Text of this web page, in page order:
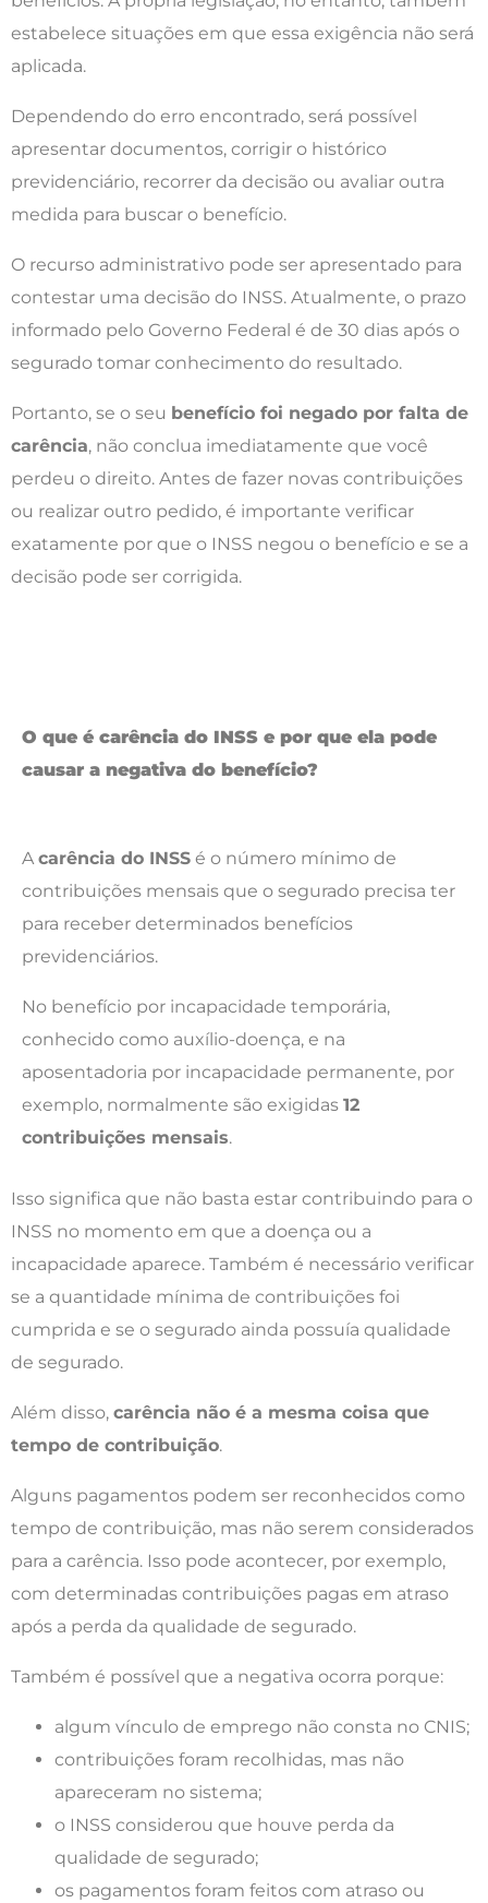
estabelece situações em que essa exigência não será
aplicada.
Dependendo do erro encontrado, será possível
apresentar documentos, corrigir o histórico
previdenciário, recorrer da decisão ou avaliar outra
medida para buscar o benefício.
O recurso administrativo pode ser apresentado para
contestar uma decisão do INSS. Atualmente, o prazo
informado pelo Governo Federal é de 30 dias após o
segurado tomar conhecimento do resultado.
Portanto, se o seu benefício foi negado por falta de
carência, não conclua imediatamente que você
perdeu o direito. Antes de fazer novas contribuições
ou realizar outro pedido, é importante verificar
exatamente por que o INSS negou o benefício e se a
decisão pode ser corrigida.
O que é carência do INSS e por que ela pode
causar a negativa do benefício?
Acarência do INSS é o número mínimo de
contribuições mensais que o segurado precisa ter
para receber determinados benefícios
previdenciários.
No benefício por incapacidade temporária,
conhecido como auxílio-doença, e na
aposentadoria por incapacidade permanente, por
exemplo, normalmente são exigidas 12
contribuições mensais.
Isso significa que não basta estar contribuindo para o
INSS no momento em que a doença ou a
incapacidade aparece. Também é necessário verificar
se a quantidade mínima de contribuições foi
cumprida e se o segurado ainda possuía qualidade
de segurado.
Além disso, carência não é a mesma coisa que
tempo de contribuição.
Alguns pagamentos podem ser reconhecidos como
tempo de contribuição, mas não serem considerados
para a carência. Isso pode acontecer, por exemplo,
com determinadas contribuições pagas em atraso
após a perda da qualidade de segurado.
Também é possível que a negativa ocorra porque:
algum vínculo de emprego não consta no CNIS;
contribuições foram recolhidas, mas não
apareceram no sistema;
o INSS considerou que houve perda da
qualidade de segurado;
os pagamentos foram feitos com atraso ou